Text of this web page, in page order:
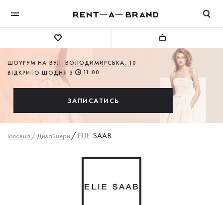
ШОУРУМ НА ВУЛ. ВОЛОДИМИРСЬКА, 10
ВІДКРИТО ЩОДНЯ З
11:00
ЗАПИСАТИСЬ
Головна / Дизайнери / ELIE SAAB